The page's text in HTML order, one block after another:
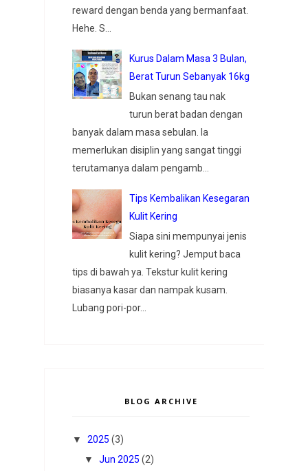
reward dengan benda yang bermanfaat.
Hehe. S...
Kurus Dalam Masa 3 Bulan,
Berat Turun Sebanyak 16kg
Bukan senang tau nak
turun berat badan dengan
banyak dalam masa sebulan. Ia
memerlukan disiplin yang sangat tinggi
terutamanya dalam pengamb...
Tips Kembalikan Kesegaran
Kulit Kering
Siapa sini mempunyai jenis
kulit kering? Jemput baca
tips di bawah ya. Tekstur kulit kering
biasanya kasar dan nampak kusam.
Lubang pori-por...
BLOG ARCHIVE
▼ 2025 (3)
▼
Jun 2025 (2)